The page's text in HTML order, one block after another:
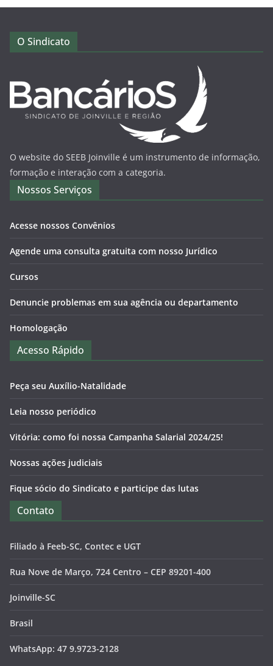
O Sindicato
O website do SEEB Joinville é um instrumento de informação,
formação e interação com a categoria.
Nossos Serviços
Acesse nossos Convênios
Agende uma consulta gratuita com nosso Jurídico
Cursos
Denuncie problemas em sua agência ou departamento
Homologação
Acesso Rápido
Peça seu Auxílio-Natalidade
Leia nosso periódico
Vitória: como foi nossa Campanha Salarial 2024/25!
Nossas ações judiciais
Fique sócio do Sindicato e participe das lutas
Contato
Filiado à Feeb-SC, Contec e UGT
Rua Nove de Março, 724 Centro – CEP 89201-400
Joinville-SC
Brasil
WhatsApp: 47 9.9723-2128